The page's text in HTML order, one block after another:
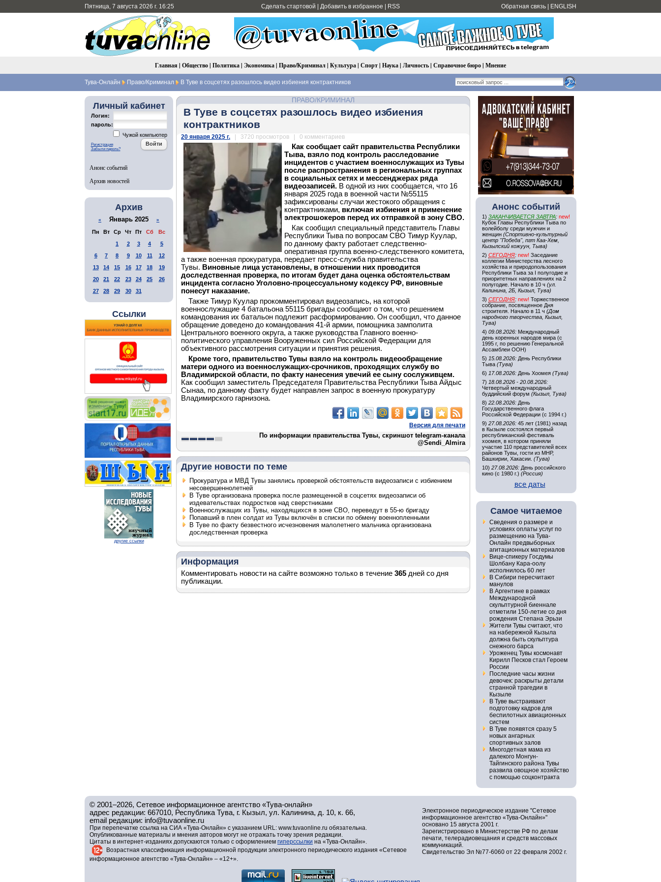
Пятница, 7 августа 2026 г. 16:25 Сделать стартовой Добавить в избранное RSS Обратная связь ENGLISH
Главная | Общество| Политика| Экономика| Право/Криминал| Культура| Спорт| Наука| Личность| Справочное бюро| Мнение
Тува-Онлайн Право/Криминал В Туве в соцсетях разошлось видео избиения контрактников
Личный кабинет
Логин:
пароль:
Чужой компьютер
Регистрация
Забыли пароль?
Анонс событий
Архив новостей
Архив
« Январь 2025 »
Пн Вт Ср Чт Пт Сб
Вс
1
2 3 4
5
6
7 8 9 10 11
12
13
14 15 16 17 18
19
20
21 22 23 24 25
26
27
28 29 30 31
Ссылки
другие ссылки
ПРАВО/КРИМИНАЛ
В Туве в соцсетях разошлось видео избиения
контрактников
20 января 2025 г. | 3720 просмотров | 0 комментариев
Как сообщает сайт правительства Республики
Тыва, взяло под контроль расследование
инцидентов с участием военнослужащих из Тувы
после распространения в региональных группах
в социальных сетях и мессенджерах ряда
видеозаписей. В одной из них сообщается, что 16
января 2025 года в военной части №55115
зафиксированы случаи жестокого обращения с
контрактниками, включая избиения и применение
электрошокеров перед их отправкой в зону СВО.
Как сообщил специальный представитель Главы
Республики Тыва по вопросам СВО Тимур Куулар,
по данному факту работает следственно-
оперативная группа военно-следственного комитета,
а также военная прокуратура, передает пресс-служба правительства
Тувы. Виновные лица установлены, в отношении них проводится
доследственная проверка, по итогам будет дана оценка обстоятельствам
инцидента согласно Уголовно-процессуальному кодексу РФ, виновные
понесут наказание.
Также Тимур Куулар прокомментировал видеозапись, на которой
военнослужащие 4 батальона 55115 бригады сообщают о том, что решением
командования их батальон подлежит расформированию. Он сообщил, что данное
обращение доведено до командования 41-й армии, помощника замполита
Центрального военного округа, а также руководства Главного военно-
политического управления Вооруженных сил Российской Федерации для
объективного рассмотрения ситуации и принятия решения.
Кроме того, правительство Тувы взяло на контроль видеообращение
матери одного из военнослужащих-срочников, проходящих службу во
Владимирской области, по факту нанесения увечий ее сыну сослуживцем.
Как сообщил заместитель Председателя Правительства Республики Тыва Айдыс
Сынаа, по данному факту будет направлен запрос в военную прокуратуру
Владимирского гарнизона.
Версия для печати
По информации правительства Тувы, скриншот telegram-канала
@Sendi_Almira
Другие новости по теме
Прокуратура и МВД Тувы занялись проверкой обстоятельств видеозаписи с избиением
несовершеннолетней
В Туве организована проверка после размещенной в соцсетях видеозаписи об
издевательствах подростков над сверстниками
Военнослужащих из Тувы, находящихся в зоне СВО, переведут в 55-ю бригаду
Попавший в плен солдат из Тувы включён в списки по обмену военнопленными
В Туве по факту безвестного исчезновения малолетнего мальчика организована
доследственная проверка
Информация
Комментировать новости на сайте возможно только в течение 365 дней со дня
публикации.
Анонс событий
1) ЗАКАНЧИВАЕТСЯ ЗАВТРА: new!
Кубок Главы Республики Тыва по
волейболу среди мужчин и
женщин (Спортивно-культурный
центр "Победа", пгт Каа-Хем,
Кызылский кожуун, Тыва)
2) СЕГОДНЯ: new! Заседание
коллегии Министерства лесного
хозяйства и природопользования
Республики Тыва за I полугодие и
приоритетных направлениях на 2
полугодие. Начало в 10 ч (ул.
Калинина, 2Б, Кызыл, Тува)
3) СЕГОДНЯ: new! Торжественное
собрание, посвященное Дня
строителя. Начало в 11 ч (Дом
народного творчества, Кызыл,
Тува)
4) 09.08.2026: Международный
день коренных народов мира (с
1995 г, по решению Генеральной
Ассамблеи ООН)
5) 15.08.2026: День Республики
Тыва (Тува)
6) 17.08.2026: День Хоомея (Тува)
7) 18.08.2026 - 20.08.2026:
Четвертый международный
буддийский форум (Кызыл, Тува)
8) 22.08.2026: День
Государственного флага
Российской Федерации (с 1994 г.)
9) 27.08.2026: 45 лет (1981) назад
в Кызыле состоялся первый
республиканский фестиваль
хоомея, в котором приняли
участие 110 представителей всех
районов Тувы, гости из МНР,
Башкирии, Хакасии. (Тува)
10) 27.08.2026: День российского
кино (с 1980 г.) (Россия)
все даты
Самое читаемое
Сведения о размере и
условиях оплаты услуг по
размещению на Тува-
Онлайн предвыборных
агитационных материалов
Вице-спикеру Госдумы
Шолбану Кара-оолу
исполнилось 60 лет
В Сибири пересчитают
манулов
В Аргентине в рамках
Международной
скульптурной биеннале
отметили 150-летие со дня
рождения Степана Эрьзи
Жители Тувы считают, что
на набережной Кызыла
должна быть скульптура
снежного барса
Уроженец Тувы космонавт
Кирилл Песков стал Героем
России
Последние часы жизни
девочек: раскрыты детали
странной трагедии в
Кызыле
В Туве выстраивают
подготовку кадров для
беспилотных авиационных
систем
В Туве появятся сразу 5
новых ангарных
спортивных залов
Многодетная мама из
далекого Монгун-
Тайгинского района Тувы
развила овощное хозяйство
с помощью соцконтракта
© 2001–2026, Сетевое информационное агентство «Тува-онлайн»
адрес редакции: 667010, Республика Тува, г. Кызыл, ул. Калинина, д. 10, к. 66,
email редакции: info@tuvaonline.ru
При перепечатке ссылка на СИА «Тува-Онлайн» с указанием URL: www.tuvaonline.ru обязательна.
Опубликованные материалы и мнения авторов могут не отражать точку зрения редакции.
Цитаты в интернет-изданиях допускаются только с оформлением гиперссылки на «Тува-Онлайн».
Возрастная классификация информационной продукции электронного периодического издания «Сетевое
информационное агентство «Тува-Онлайн» – «12+».
Электронное периодическое издание "Сетевое
информационное агентство «Тува-Онлайн»"
основано 15 августа 2001 г.
Зарегистрировано в Министерстве РФ по делам
печати, телерадиовещания и средств массовых
коммуникаций.
Свидетельство Эл №77-6060 от 22 февраля 2002 г.